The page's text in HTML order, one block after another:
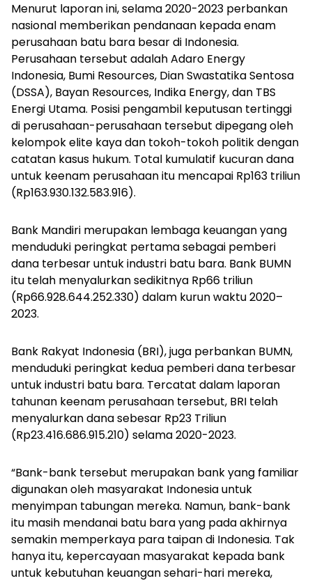
Menurut laporan ini, selama 2020-2023 perbankan
nasional memberikan pendanaan kepada enam
perusahaan batu bara besar di Indonesia.
Perusahaan tersebut adalah Adaro Energy
Indonesia, Bumi Resources, Dian Swastatika Sentosa
(DSSA), Bayan Resources, Indika Energy, dan TBS
Energi Utama. Posisi pengambil keputusan tertinggi
di perusahaan-perusahaan tersebut dipegang oleh
kelompok elite kaya dan tokoh-tokoh politik dengan
catatan kasus hukum. Total kumulatif kucuran dana
untuk keenam perusahaan itu mencapai Rp163 triliun
(Rp163.930.132.583.916).
Bank Mandiri merupakan lembaga keuangan yang
menduduki peringkat pertama sebagai pemberi
dana terbesar untuk industri batu bara. Bank BUMN
itu telah menyalurkan sedikitnya Rp66 triliun
(Rp66.928.644.252.330) dalam kurun waktu 2020–
2023.
Bank Rakyat Indonesia (BRI), juga perbankan BUMN,
menduduki peringkat kedua pemberi dana terbesar
untuk industri batu bara. Tercatat dalam laporan
tahunan keenam perusahaan tersebut, BRI telah
menyalurkan dana sebesar Rp23 Triliun
(Rp23.416.686.915.210) selama 2020-2023.
“Bank-bank tersebut merupakan bank yang familiar
digunakan oleh masyarakat Indonesia untuk
menyimpan tabungan mereka. Namun, bank-bank
itu masih mendanai batu bara yang pada akhirnya
semakin memperkaya para taipan di Indonesia. Tak
hanya itu, kepercayaan masyarakat kepada bank
untuk kebutuhan keuangan sehari-hari mereka,